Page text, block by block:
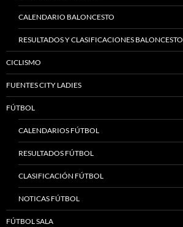
CALENDARIO BALONCESTO
RESULTADOS Y CLASIFICACIONES BALONCESTO
CICLISMO
FUENTES CITY LADIES
FÚTBOL
CALENDARIOS FÚTBOL
RESULTADOS FÚTBOL
CLASIFICACIÓN FÚTBOL
NOTICAS FÚTBOL
FÚTBOL SALA